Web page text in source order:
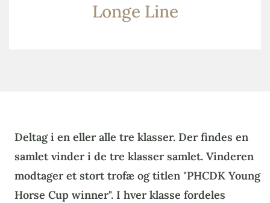
Longe Line
Deltag i en eller alle tre klasser. Der findes en
samlet vinder i de tre klasser samlet. Vinderen
modtager et stort trofæ og titlen "PHCDK Young
Horse Cup winner". I hver klasse fordeles